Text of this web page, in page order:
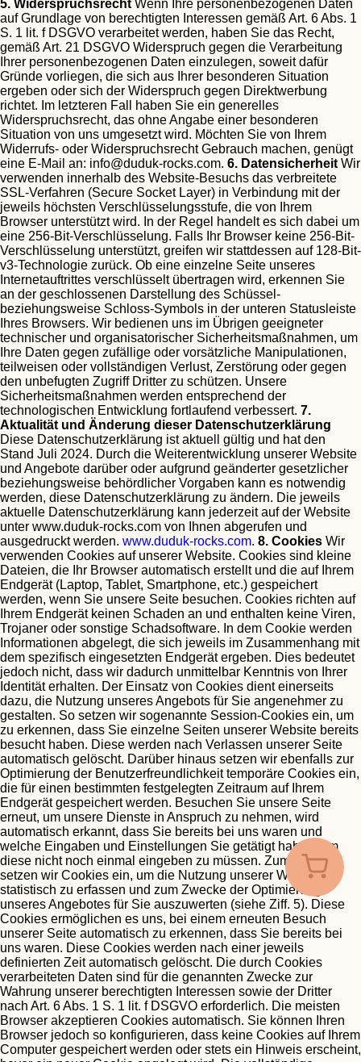
5. Widerspruchsrecht Wenn Ihre personenbezogenen Daten
auf Grundlage von berechtigten Interessen gemäß Art. 6 Abs. 1
S. 1 lit. f DSGVO verarbeitet werden, haben Sie das Recht,
gemäß Art. 21 DSGVO Widerspruch gegen die Verarbeitung
Ihrer personenbezogenen Daten einzulegen, soweit dafür
Gründe vorliegen, die sich aus Ihrer besonderen Situation
ergeben oder sich der Widerspruch gegen Direktwerbung
richtet. Im letzteren Fall haben Sie ein generelles
Widerspruchsrecht, das ohne Angabe einer besonderen
Situation von uns umgesetzt wird. Möchten Sie von Ihrem
Widerrufs- oder Widerspruchsrecht Gebrauch machen, genügt
eine E-Mail an: info@duduk-rocks.com. 6. Datensicherheit Wir
verwenden innerhalb des Website-Besuchs das verbreitete
SSL-Verfahren (Secure Socket Layer) in Verbindung mit der
jeweils höchsten Verschlüsselungsstufe, die von Ihrem
Browser unterstützt wird. In der Regel handelt es sich dabei um
eine 256-Bit-Verschlüsselung. Falls Ihr Browser keine 256-Bit-
Verschlüsselung unterstützt, greifen wir stattdessen auf 128-Bit-
v3-Technologie zurück. Ob eine einzelne Seite unseres
Internetauftrittes verschlüsselt übertragen wird, erkennen Sie
an der geschlossenen Darstellung des Schüssel-
beziehungsweise Schloss-Symbols in der unteren Statusleiste
Ihres Browsers. Wir bedienen uns im Übrigen geeigneter
technischer und organisatorischer Sicherheitsmaßnahmen, um
Ihre Daten gegen zufällige oder vorsätzliche Manipulationen,
teilweisen oder vollständigen Verlust, Zerstörung oder gegen
den unbefugten Zugriff Dritter zu schützen. Unsere
Sicherheitsmaßnahmen werden entsprechend der
technologischen Entwicklung fortlaufend verbessert. 7.
Aktualität und Änderung dieser Datenschutzerklärung
Diese Datenschutzerklärung ist aktuell gültig und hat den
Stand Juli 2024. Durch die Weiterentwicklung unserer Website
und Angebote darüber oder aufgrund geänderter gesetzlicher
beziehungsweise behördlicher Vorgaben kann es notwendig
werden, diese Datenschutzerklärung zu ändern. Die jeweils
aktuelle Datenschutzerklärung kann jederzeit auf der Website
unter www.duduk-rocks.com von Ihnen abgerufen und
ausgedruckt werden. www.duduk-rocks.com. 8. Cookies Wir
verwenden Cookies auf unserer Website. Cookies sind kleine
Dateien, die Ihr Browser automatisch erstellt und die auf Ihrem
Endgerät (Laptop, Tablet, Smartphone, etc.) gespeichert
werden, wenn Sie unsere Seite besuchen. Cookies richten auf
Ihrem Endgerät keinen Schaden an und enthalten keine Viren,
Trojaner oder sonstige Schadsoftware. In dem Cookie werden
Informationen abgelegt, die sich jeweils im Zusammenhang mit
dem spezifisch eingesetzten Endgerät ergeben. Dies bedeutet
jedoch nicht, dass wir dadurch unmittelbar Kenntnis von Ihrer
Identität erhalten. Der Einsatz von Cookies dient einerseits
dazu, die Nutzung unseres Angebots für Sie angenehmer zu
gestalten. So setzen wir sogenannte Session-Cookies ein, um
zu erkennen, dass Sie einzelne Seiten unserer Website bereits
besucht haben. Diese werden nach Verlassen unserer Seite
automatisch gelöscht. Darüber hinaus setzen wir ebenfalls zur
Optimierung der Benutzerfreundlichkeit temporäre Cookies ein,
die für einen bestimmten festgelegten Zeitraum auf Ihrem
Endgerät gespeichert werden. Besuchen Sie unsere Seite
erneut, um unsere Dienste in Anspruch zu nehmen, wird
automatisch erkannt, dass Sie bereits bei uns waren und
welche Eingaben und Einstellungen Sie getätigt haben, um
diese nicht noch einmal eingeben zu müssen. Zum anderen
setzen wir Cookies ein, um die Nutzung unserer Website
statistisch zu erfassen und zum Zwecke der Optimierung
unseres Angebotes für Sie auszuwerten (siehe Ziff. 5). Diese
Cookies ermöglichen es uns, bei einem erneuten Besuch
unserer Seite automatisch zu erkennen, dass Sie bereits bei
uns waren. Diese Cookies werden nach einer jeweils
definierten Zeit automatisch gelöscht. Die durch Cookies
verarbeiteten Daten sind für die genannten Zwecke zur
Wahrung unserer berechtigten Interessen sowie der Dritter
nach Art. 6 Abs. 1 S. 1 lit. f DSGVO erforderlich. Die meisten
Browser akzeptieren Cookies automatisch. Sie können Ihren
Browser jedoch so konfigurieren, dass keine Cookies auf Ihrem
Computer gespeichert werden oder stets ein Hinweis erscheint,